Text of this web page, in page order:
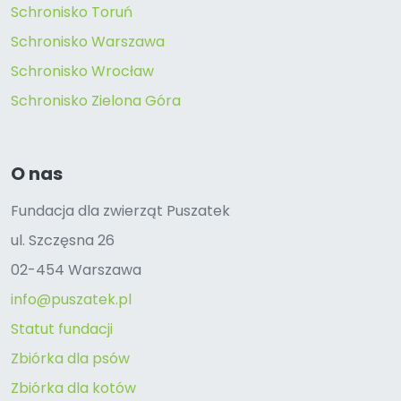
Schronisko Toruń
Schronisko Warszawa
Schronisko Wrocław
Schronisko Zielona Góra
O nas
Fundacja dla zwierząt Puszatek
ul. Szczęsna 26
02-454 Warszawa
info@puszatek.pl
Statut fundacji
Zbiórka dla psów
Zbiórka dla kotów